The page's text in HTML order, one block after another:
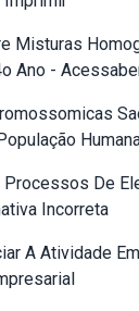
Misturas
Ano -
De
Incorreta
A Atividade